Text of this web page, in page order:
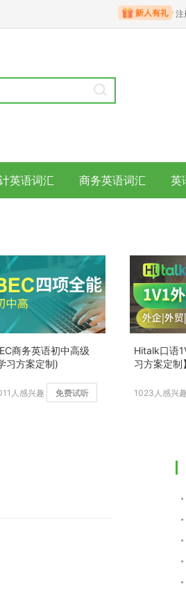
注
英语词汇 商务英语词汇 英
商务英语初中高级
习方案定制)
人感兴趣 免费试听
Hitalk口语
习方案定制】
1023人感兴趣